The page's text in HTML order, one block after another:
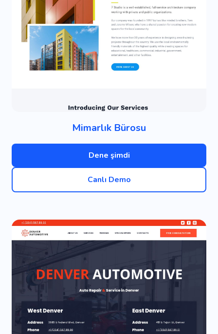
Mimarlık Bürosu
Dene şimdi
Canlı Demo